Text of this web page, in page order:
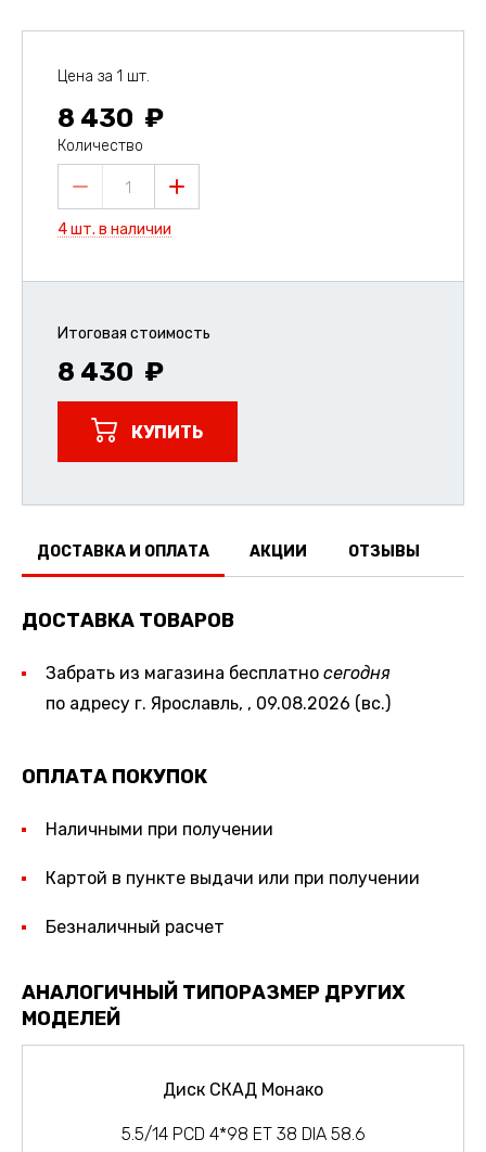
Цена за 1 шт.
8 430
Количество
1
4 шт. в наличии
Итоговая стоимость
8 430
КУПИТЬ
ДОСТАВКА И ОПЛАТА АКЦИИ ОТЗЫВЫ
ДОСТАВКА ТОВАРОВ
Забрать из магазина бесплатно сегодня
по адресу г. Ярославль, , 09.08.2026 (вс.)
ОПЛАТА ПОКУПОК
Наличными при получении
Картой в пункте выдачи или при получении
Безналичный расчет
АНАЛОГИЧНЫЙ ТИПОРАЗМЕР ДРУГИХ
МОДЕЛЕЙ
Диск СКАД Монако
5.5/14 PCD 4*98 ET 38 DIA 58.6